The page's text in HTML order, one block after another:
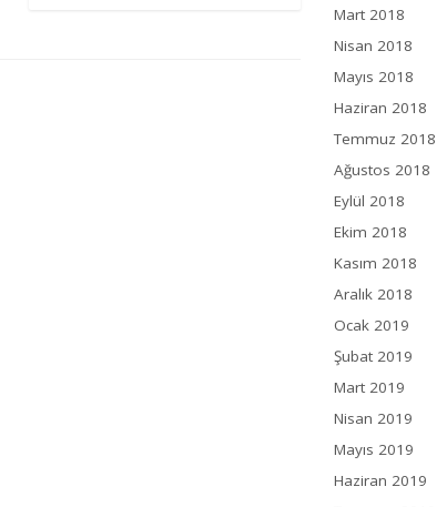
Mart 2018
Nisan 2018
Mayıs 2018
Haziran 2018
Temmuz 2018
Ağustos 2018
Eylül 2018
Ekim 2018
Kasım 2018
Aralık 2018
Ocak 2019
Şubat 2019
Mart 2019
Nisan 2019
Mayıs 2019
Haziran 2019